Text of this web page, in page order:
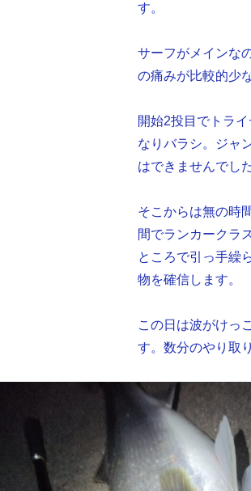
す。
サーフがメインな
の痛みが比較的少
開始2投目でトラ
なりバラシ。ジャ
はできませんでした
そこからは無の時
間でランカークラ
ところで引っ手繰
物を確信します。
この日は波がけっ
す。数分のやり取